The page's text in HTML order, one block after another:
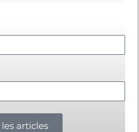
articles